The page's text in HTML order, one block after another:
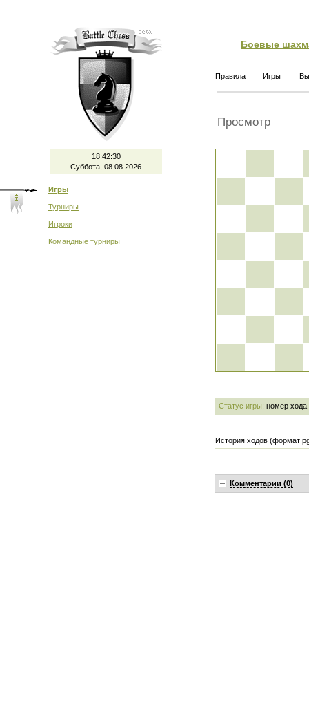
18:42:30
Суббота, 08.08.2026
Игры
Турниры
Игроки
Командные турниры
Боевые
Правила Игры
Просмотр
Статус игры: номер хода
История ходов (формат
Комментарии (0)